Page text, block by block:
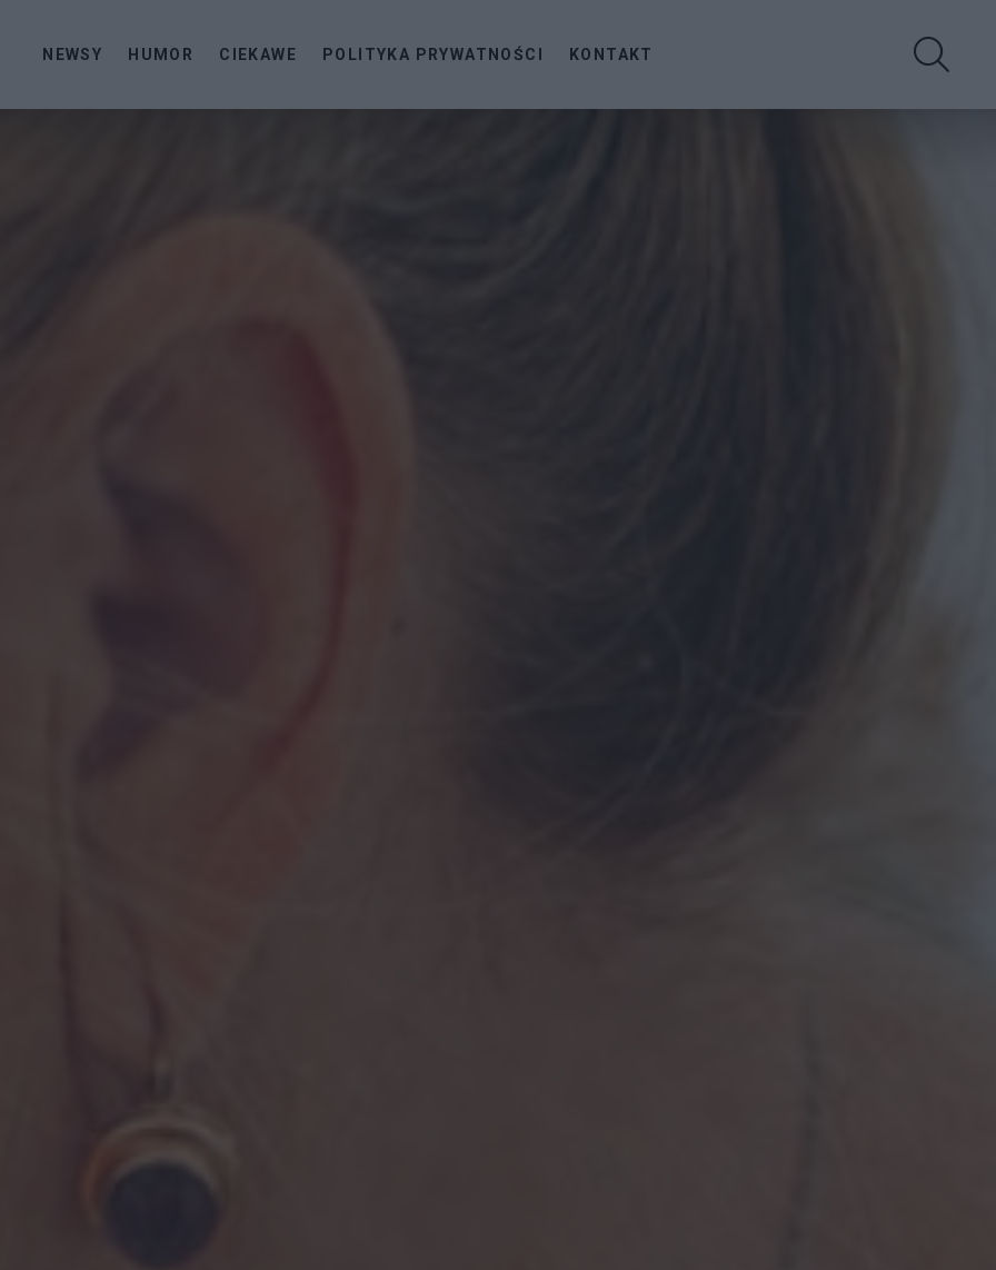
NEWSY HUMOR CIEKAWE POLITYKA PRYWATNOŚCI KONTAKT